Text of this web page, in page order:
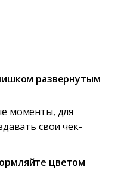
развернутым
моменты, для
свои чек-
цветом